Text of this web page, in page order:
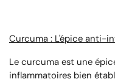
Curcuma : L'épice anti-
Le curcuma est une
inflammatoires bien